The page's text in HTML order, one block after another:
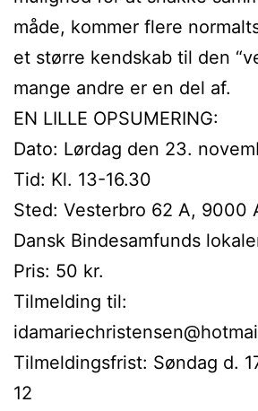
måde, kommer flere
et større kendskab til den
mange andre er en del af.
EN LILLE OPSUMERING:
Dato: Lørdag den 23.
Tid: Kl. 13-16.30
Sted: Vesterbro 62 A, 9000
Dansk Bindesamfunds
Pris: 50 kr.
Tilmelding til:
Tilmeldingsfrist: Søndag d.
12